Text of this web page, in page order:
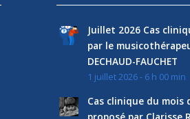
Juillet 2026 Cas
par le
DECHAUD-FAUCHET
1 juillet 2026 - 6 h 00 min
Cas clinique du mois